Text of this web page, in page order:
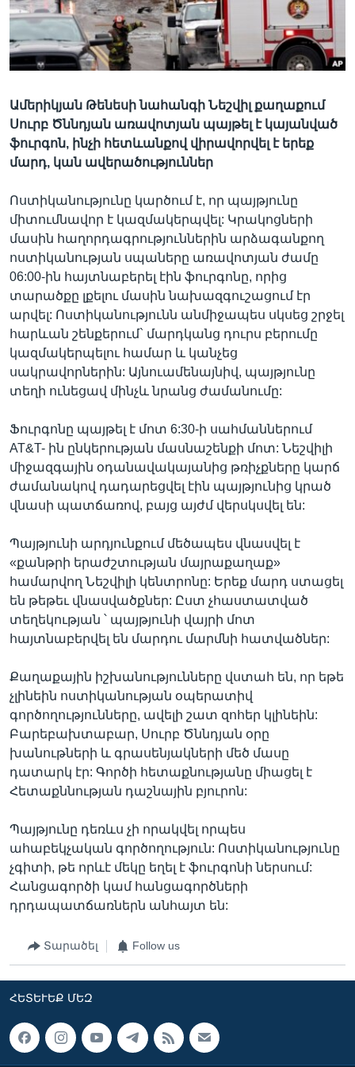
Լեզուներ
Ամերիկյան Թենեսի նահանգի Նեշվիլ քաղաքում
Սուրբ Ծննդյան առավոտյան պայթել է կայանված
ֆուրգոն, ինչի հետևանքով վիրավորվել է երեք
մարդ, կան ավերածություններ
Ոստիկանությունը կարծում է, որ պայթյունը
միտումնավոր է կազմակերպվել: Կրակոցների
մասին հաղորդագրություններին արձագանքող
ոստիկանության սպաները առավոտյան ժամը
06:00-ին հայտնաբերել էին ֆուրգոնը, որից
տարածքը լքելու մասին նախազգուշացում էր
արվել: Ոստիկանությունն անմիջապես սկսեց շրջել
հարևան շենքերում` մարդկանց դուրս բերումը
կազմակերպելու համար և կանչեց
սակրավորներին: Այնուամենայնիվ, պայթյունը
տեղի ունեցավ մինչև նրանց ժամանումը:
Ֆուրգոնը պայթել է մոտ 6:30-ի սահմաններում
AT&T- ին ընկերության մասնաշենքի մոտ: Նեշվիլի
միջազգային օդանավակայանից թռիչքները կարճ
ժամանակով դադարեցվել էին պայթյունից կրած
վնասի պատճառով, բայց այժմ վերսկսվել են:
Պայթյունի արդյունքում մեծապես վնասվել է
«քանթրի երաժշտության մայրաքաղաք»
համարվող Նեշվիլի կենտրոնը: Երեք մարդ ստացել
են թեթեւ վնասվածքներ: Ըստ չհաստատված
տեղեկության ՝ պայթյունի վայրի մոտ
հայտնաբերվել են մարդու մարմնի հատվածներ:
Քաղաքային իշխանությունները վստահ են, որ եթե
չլինեին ոստիկանության օպերատիվ
գործողությունները, ավելի շատ զոհեր կլինեին:
Բարեբախտաբար, Սուրբ Ծննդյան օրը
խանութների և գրասենյակների մեծ մասը
դատարկ էր: Գործի հետաքնությանը միացել է
Հետաքննության դաշնային բյուրոն:
Պայթյունը դեռևս չի որակվել որպես
ահաբեկչական գործողություն: Ոստիկանությունը
չգիտի, թե որևէ մեկը եղել է ֆուրգոնի ներսում:
Հանցագործի կամ հանցագործների
դրդապատճառներն անհայտ են:
Տարածել Follow us
ՀԵՏԵՒԵՔ ՄԵԶ